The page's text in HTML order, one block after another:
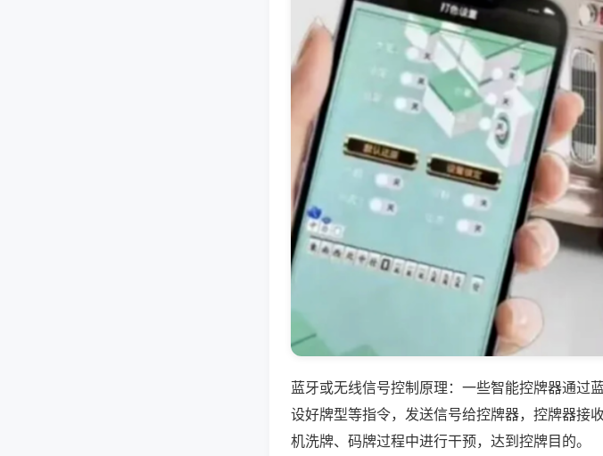
蓝牙或无线信号控制原理：一些智能控牌器通过
设好牌型等指令，发送信号给控牌器，控牌器接
机洗牌、码牌过程中进行干预，达到控牌目的。